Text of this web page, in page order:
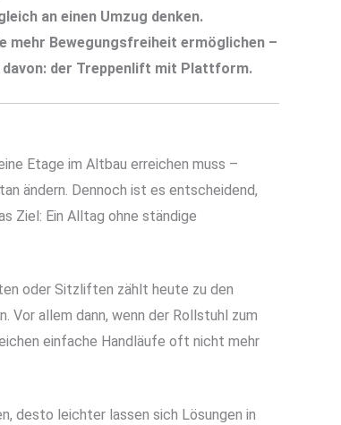
an einen Umzug denken.
mehr Bewegungsfreiheit ermöglichen –
davon: der Treppenlift mit Plattform.
Etage im Altbau erreichen muss –
ändern. Dennoch ist es entscheidend,
Ziel: Ein Alltag ohne ständige
oder Sitzliften zählt heute zu den
Vor allem dann, wenn der Rollstuhl zum
einfache Handläufe oft nicht mehr
desto leichter lassen sich Lösungen in